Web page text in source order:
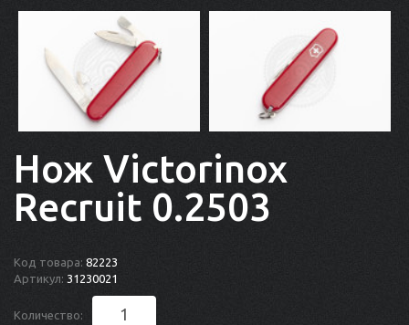
Нож Victorinox
Recruit 0.2503
Код товара: 82223
Артикул: 31230021
Количество: